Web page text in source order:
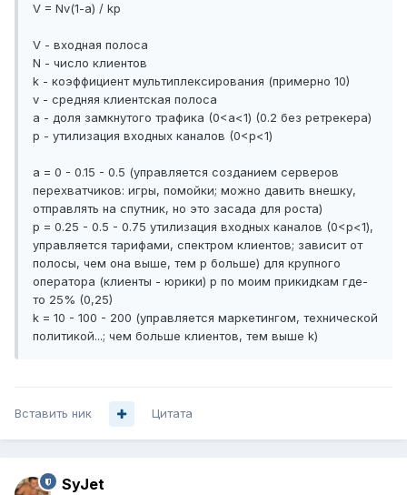
V = Nv(1-a) / kp
V - входная полоса
N - число клиентов
k - коэффициент мультиплексирования (примерно 10)
v - средняя клиентская полоса
a - доля замкнутого трафика (0<a<1) (0.2 без ретрекера)
p - утилизация входных каналов (0<p<1)
а = 0 - 0.15 - 0.5 (управляется созданием серверов
перехватчиков: игры, помойки; можно давить внешку,
отправлять на спутник, но это засада для роста)
p = 0.25 - 0.5 - 0.75 утилизация входных каналов (0<p<1),
управляется тарифами, спектром клиентов; зависит от
полосы, чем она выше, тем р больше) для крупного
оператора (клиенты - юрики) p по моим прикидкам где-
то 25% (0,25)
k = 10 - 100 - 200 (управляется маркетингом, технической
политикой...; чем больше клиентов, тем выше k)
Вставить ник Цитата
SyJet